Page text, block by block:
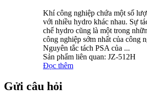
Khí công nghiệp chứa một số
với nhiều hydro khác nhau. Sự
chế hydro cũng là một trong
công nghiệp sớm nhất của công
Nguyên tắc tách PSA của ...
Sản phẩm liên quan: JZ-512H
Đọc thêm
Gửi câu hỏi